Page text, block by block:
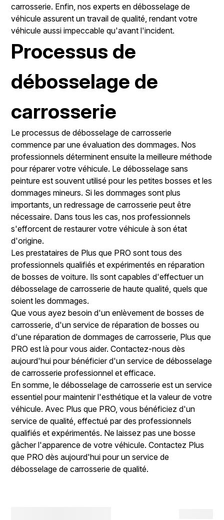
carrosserie. Enfin, nos experts en débosselage de
véhicule assurent un travail de qualité, rendant votre
véhicule aussi impeccable qu'avant l'incident.
Processus de
débosselage de
carrosserie
Le processus de débosselage de carrosserie
commence par une évaluation des dommages. Nos
professionnels déterminent ensuite la meilleure méthode
pour réparer votre véhicule. Le débosselage sans
peinture est souvent utilisé pour les petites bosses et les
dommages mineurs. Si les dommages sont plus
importants, un redressage de carrosserie peut être
nécessaire. Dans tous les cas, nos professionnels
s'efforcent de restaurer votre véhicule à son état
d'origine.
Les prestataires de Plus que PRO sont tous des
professionnels qualifiés et expérimentés en réparation
de bosses de voiture. Ils sont capables d'effectuer un
débosselage de carrosserie de haute qualité, quels que
soient les dommages.
Que vous ayez besoin d'un enlèvement de bosses de
carrosserie, d'un service de réparation de bosses ou
d'une réparation de dommages de carrosserie, Plus que
PRO est là pour vous aider. Contactez-nous dès
aujourd'hui pour bénéficier d'un service de débosselage
de carrosserie professionnel et efficace.
En somme, le débosselage de carrosserie est un service
essentiel pour maintenir l'esthétique et la valeur de votre
véhicule. Avec Plus que PRO, vous bénéficiez d'un
service de qualité, effectué par des professionnels
qualifiés et expérimentés. Ne laissez pas une bosse
gâcher l'apparence de votre véhicule. Contactez Plus
que PRO dès aujourd'hui pour un service de
débosselage de carrosserie de qualité.